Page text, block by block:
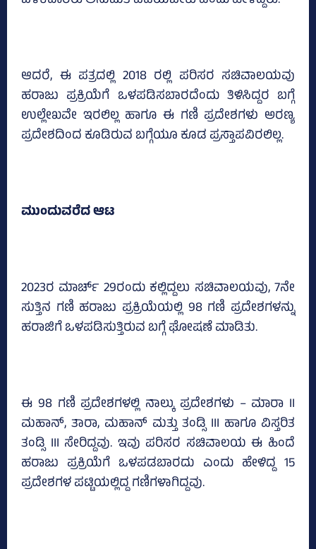
ಆದರೆ, ಈ ಪತ್ರದಲ್ಲಿ 2018 ರಲ್ಲಿ ಪರಿಸರ ಸಚಿವಾಲಯವು
ಹರಾಜು ಪ್ರಕ್ರಿಯೆಗೆ ಒಳಪಡಿಸಬಾರದೆಂದು ತಿಳಿಸಿದ್ದರ ಬಗ್ಗೆ
ಉಲ್ಲೇಖವೇ ಇರಲಿಲ್ಲ ಹಾಗೂ ಈ ಗಣಿ ಪ್ರದೇಶಗಳು ಅರಣ್ಯ
ಪ್ರದೇಶದಿಂದ ಕೂಡಿರುವ ಬಗ್ಗೆಯೂ ಕೂಡ ಪ್ರಸ್ತಾಪವಿರಲಿಲ್ಲ.
ಮುಂದುವರೆದ ಆಟ
2023ರ ಮಾರ್ಚ್ 29ರಂದು ಕಲ್ಲಿದ್ದಲು ಸಚಿವಾಲಯವು, 7ನೇ
ಸುತ್ತಿನ ಗಣಿ ಹರಾಜು ಪ್ರಕ್ರಿಯೆಯಲ್ಲಿ 98 ಗಣಿ ಪ್ರದೇಶಗಳನ್ನು
ಹರಾಜಿಗೆ ಒಳಪಡಿಸುತ್ತಿರುವ ಬಗ್ಗೆ ಘೋಷಣೆ ಮಾಡಿತು.
ಈ 98 ಗಣಿ ಪ್ರದೇಶಗಳಲ್ಲಿ ನಾಲ್ಕು ಪ್ರದೇಶಗಳು – ಮಾರಾ II
ಮಹಾನ್, ತಾರಾ, ಮಹಾನ್ ಮತ್ತು ತಂಡ್ಸಿ III ಹಾಗೂ ವಿಸ್ತರಿತ
ತಂಡ್ಸಿ III ಸೇರಿದ್ದವು. ಇವು ಪರಿಸರ ಸಚಿವಾಲಯ ಈ ಹಿಂದೆ
ಹರಾಜು ಪ್ರಕ್ರಿಯೆಗೆ ಒಳಪಡಬಾರದು ಎಂದು ಹೇಳಿದ್ದ 15
ಪ್ರದೇಶಗಳ ಪಟ್ಟಿಯಲ್ಲಿದ್ದ ಗಣಿಗಳಾಗಿದ್ದವು.